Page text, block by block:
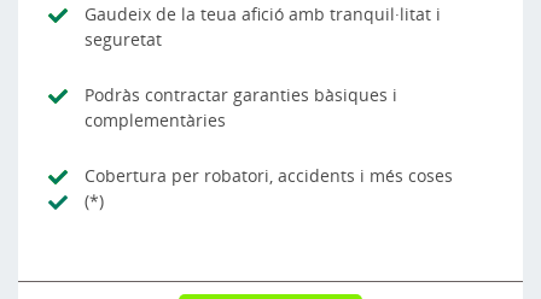
Gaudeix de la teua afició amb tranquil·litat i
seguretat
Podràs contractar garanties bàsiques i
complementàries
Cobertura per robatori, accidents i més coses
(*)